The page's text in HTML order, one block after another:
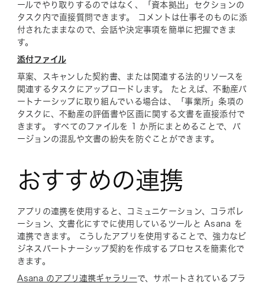
ールでやり取りするのではなく、「資本拠出」セクションの
タスク内で直接質問できます。 コメントは仕事そのものに添
付されたままなので、会話や決定事項を簡単に把握できま
す。
添付ファイル
草案、スキャンした契約書、または関連する法的リソースを
関連するタスクにアップロードします。 たとえば、不動産パ
ートナーシップに取り組んでいる場合は、「事業所」条項の
タスクに、不動産の評価書や区画に関する文書を直接添付で
きます。 すべてのファイルを 1 か所にまとめることで、バ
ージョンの混乱や文書の紛失を防ぐことができます。
おすすめの連携
アプリの連携を使用すると、コミュニケーション、コラボレ
ーション、文書化にすでに使用しているツールと Asana を
連携できます。 こうしたアプリを使用することで、強力なビ
ジネスパートナーシップ契約を作成するプロセスを簡素化で
きます。
Asana のアプリ連携ギャラリーで、サポートされているプラ